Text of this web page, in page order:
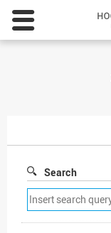
Search
Remove
search
filter